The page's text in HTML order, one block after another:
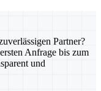
Partner?
Anfrage bis zum
und